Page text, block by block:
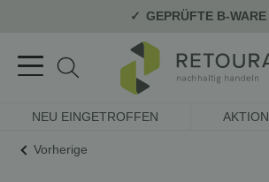
GEPRÜFTE B-WARE
NEU EINGETROFFEN AKTION
Vorherige